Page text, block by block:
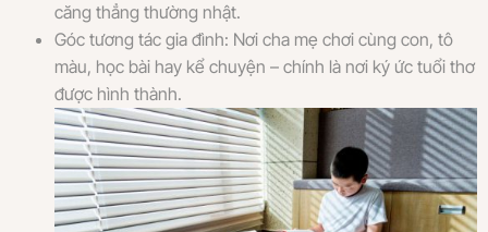
căng thẳng thường nhật.
Góc tương tác gia đình: Nơi cha mẹ chơi cùng con, tô
màu, học bài hay kể chuyện – chính là nơi ký ức tuổi thơ
được hình thành.